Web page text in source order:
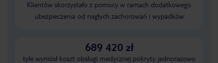
Klientów skorzystało z pomocy w ramach dodatkowego
ubezpieczenia od nagłych zachorowań i wypadków
689 420 zł
tyle wyniósł koszt obsługi medycznej pokryty jednorazowo